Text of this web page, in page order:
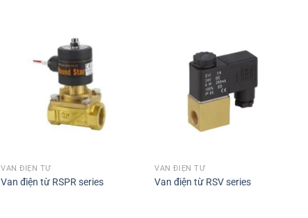
VAN ĐIỆN TỪ
Van điện từ RSPR series
VAN ĐIỆN TỪ
Van điện từ RSV series